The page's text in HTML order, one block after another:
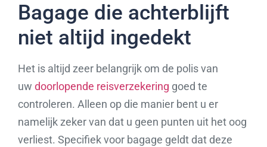
Bagage die achterblijft
niet altijd ingedekt
Het is altijd zeer belangrijk om de polis van
uw doorlopende reisverzekering goed te
controleren. Alleen op die manier bent u er
namelijk zeker van dat u geen punten uit het oog
verliest. Specifiek voor bagage geldt dat deze